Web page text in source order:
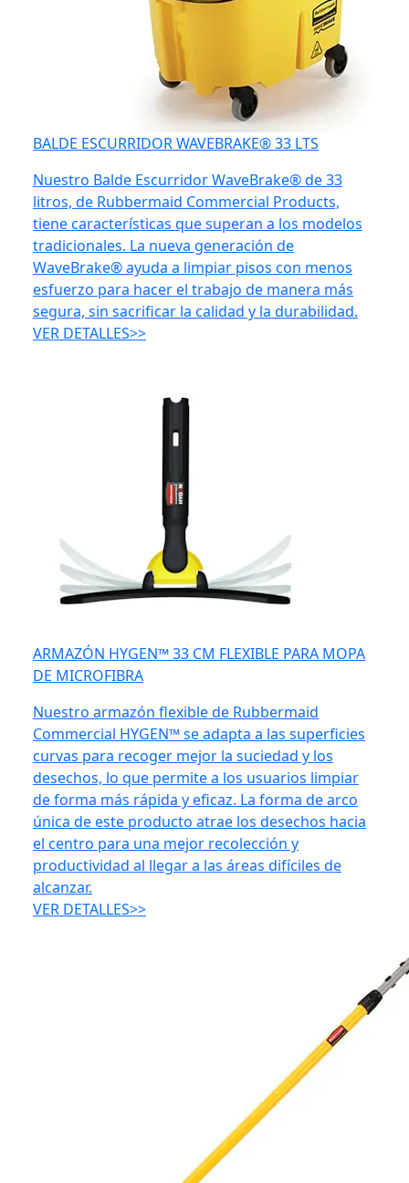
BALDE ESCURRIDOR WAVEBRAKE® 33 LTS
Nuestro Balde Escurridor WaveBrake® de 33
litros, de Rubbermaid Commercial Products,
tiene características que superan a los modelos
tradicionales. La nueva generación de
WaveBrake® ayuda a limpiar pisos con menos
esfuerzo para hacer el trabajo de manera más
segura, sin sacrificar la calidad y la durabilidad.
VER DETALLES>>
ARMAZÓN HYGEN™ 33 CM FLEXIBLE PARA MOPA
DE MICROFIBRA
Nuestro armazón flexible de Rubbermaid
Commercial HYGEN™ se adapta a las superficies
curvas para recoger mejor la suciedad y los
desechos, lo que permite a los usuarios limpiar
de forma más rápida y eficaz. La forma de arco
única de este producto atrae los desechos hacia
el centro para una mejor recolección y
productividad al llegar a las áreas difíciles de
alcanzar.
VER DETALLES>>